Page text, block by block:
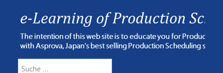
Suchen